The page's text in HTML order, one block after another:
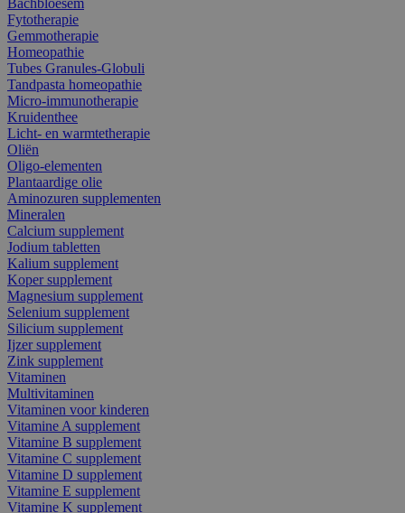
Fytotherapie
Gemmotherapie
Homeopathie
Tubes Granules-Globuli
Tandpasta homeopathie
Micro-immunotherapie
Kruidenthee
Licht- en warmtetherapie
Oliën
Oligo-elementen
Plantaardige olie
Aminozuren supplementen
Mineralen
Calcium supplement
Jodium tabletten
Kalium supplement
Koper supplement
Magnesium supplement
Selenium supplement
Silicium supplement
Ijzer supplement
Zink supplement
Vitaminen
Multivitaminen
Vitaminen voor kinderen
Vitamine A supplement
Vitamine B supplement
Vitamine C supplement
Vitamine D supplement
Vitamine E supplement
Vitamine K supplement